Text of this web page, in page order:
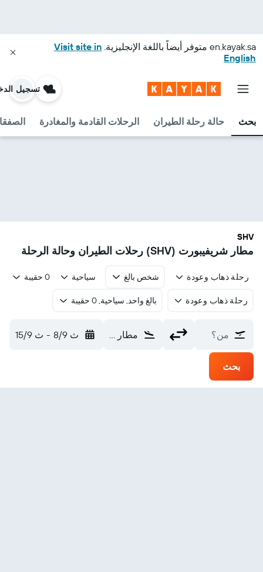
en.kayak.sa متوفر أيضاً باللغة الإنجليزية. Visit site in
English
بحث حالة رحلة الطيران الرحلات القادمة والمغادرة
تسجيل
SHV
مطار شريفيبورت (SHV) رحلات الطيران وحالة الرحلة
رحلة ذهاب وعودة شخص بالغ سياحية 0 حقيبة
رحلة ذهاب وعودة بالغ واحد, سياحية, 0 حقيبة
من؟ مطار شريفيبورت (SHV) ث 8/9 - ث 15/9
بحث